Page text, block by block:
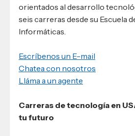
orientados al desarrollo
seis carreras desde su Escuela
Informáticas.
Escríbenos un E-mail
Chatea con nosotros
Lláma a un agente
Carreras de tecnología en
tu futuro